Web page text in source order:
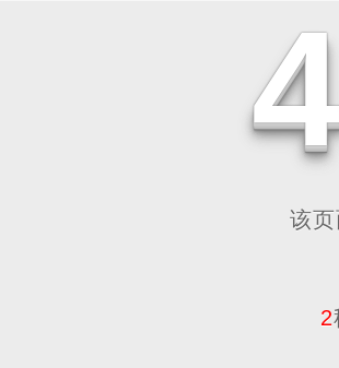
该
2